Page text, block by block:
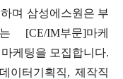
며 삼성에스원은 부
[CE/IM부문]마케
케팅을 모집합니다.
이터기획직, 제작직